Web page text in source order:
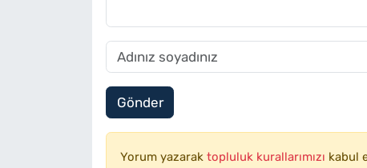
Gönder
Yorum yazarak topluluk kurallarımızı kabul